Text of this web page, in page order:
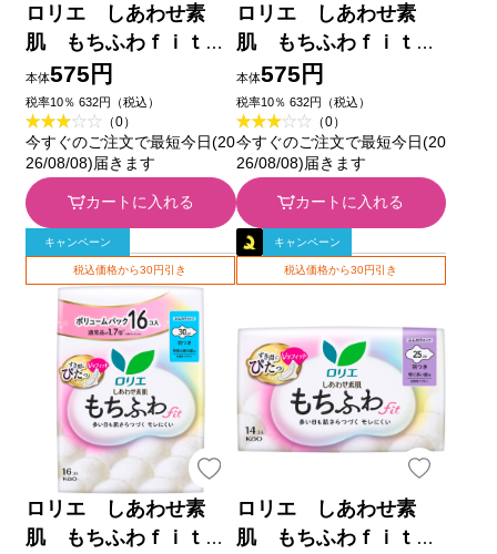
ロリエ しあわせ素
肌 もちふわｆｉｔ
特に多い昼用２５ｃ
ｍ 羽つき ２６コ 花
王 (医薬部外品)
本体575円
税率10％ 632円（税込）
（0）
今すぐのご注文で最短今日(20
26/08/08)届きます
カートに入れる
ロリエ しあわせ素
肌 もちふわｆｉｔ
多い昼用２２．５ｃ
ｍ 羽つき １６個 ３
０コ 花王 (医薬部外品)
本体575円
税率10％ 632円（税込）
（0）
今すぐのご注文で最短今日(20
26/08/08)届きます
カートに入れる
キャンペーン
税込価格から30円引き
ロリエ しあわせ素
肌 もちふわｆｉｔ
キャンペーン
税込価格から30円引き
ロリエ しあわせ素
肌 もちふわｆｉｔ